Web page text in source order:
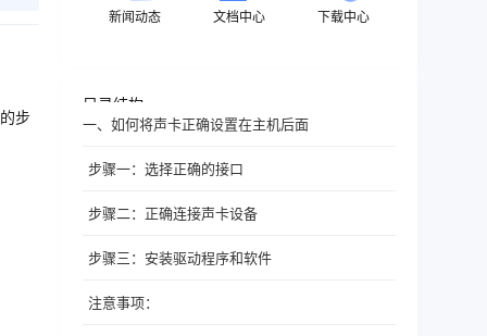
步
新闻动态 文档中心 下载中心
目录结构
一、如何将声卡正确设置在主机后面
步骤一：选择正确的接口
步骤二：正确连接声卡设备
步骤三：安装驱动程序和软件
注意事项：